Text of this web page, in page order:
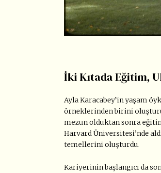
İki Kıtada Eğitim,
Ayla Karacabey’in yaşam
örneklerinden birini
mezun olduktan sonra
Harvard Üniversitesi’nde
temellerini oluşturdu.
Kariyerinin başlangıcı da